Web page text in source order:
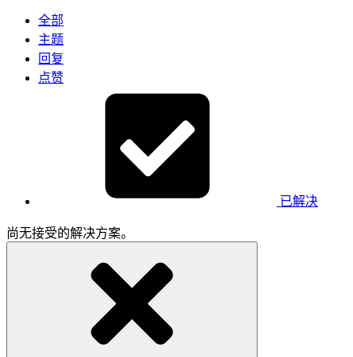
全部
主题
回复
点赞
已解决
尚无接受的解决方案。